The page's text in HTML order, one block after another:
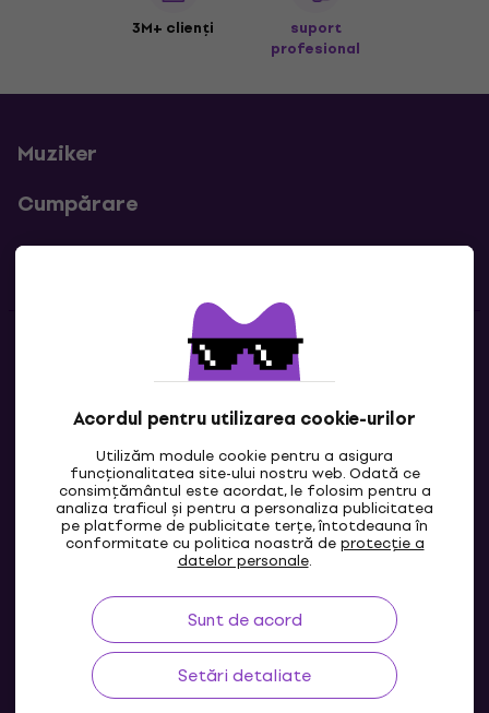
Acordul pentru utilizarea cookie-urilor
Utilizăm module cookie pentru a asigura
funcționalitatea site-ului nostru web. Odată ce
consimțământul este acordat, le folosim pentru a
analiza traficul și pentru a personaliza publicitatea
pe platforme de publicitate terțe, întotdeauna în
conformitate cu politica noastră deprotecție a
datelor personale.
Sunt de acord
Setări detaliate
3M+ clienți
suport
profesional
Muziker
Cumpărare
Linkuri utile
Contacte
Contactează-ne
MD